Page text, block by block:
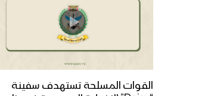
القوات المسلحة تستهدف سفينة